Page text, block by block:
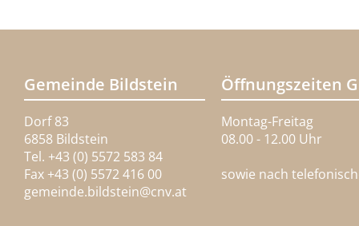
Gemeinde Bildstein
Dorf 83
6858 Bildstein
Tel. +43 (0) 5572 583 84
Fax +43 (0) 5572 416 00
gemeinde.bildstein@cnv.at
Öffnungszeiten
Montag-Freitag
08.00 - 12.00 Uhr
sowie nach